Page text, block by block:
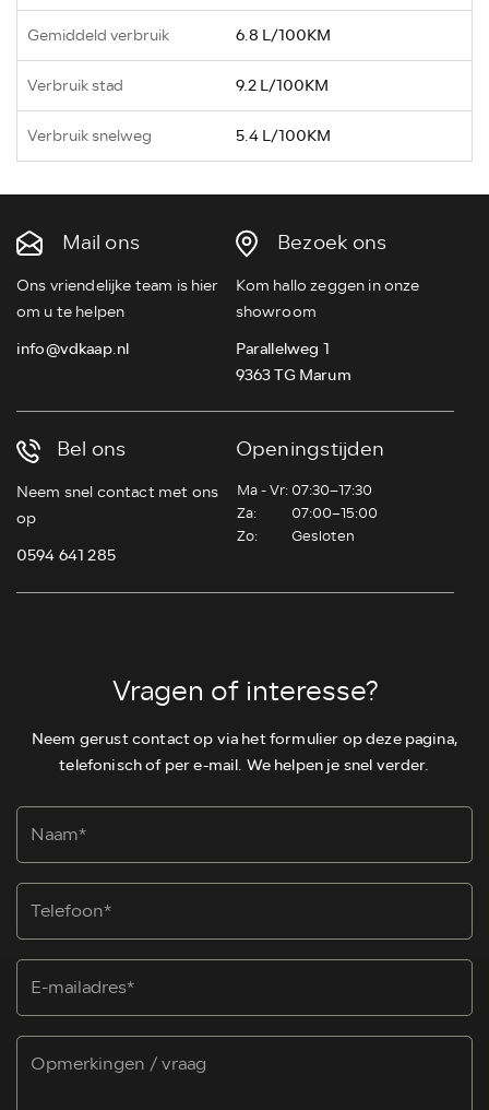
Gemiddeld verbruik 6.8 L/100KM
Verbruik stad 9.2 L/100KM
Verbruik snelweg 5.4 L/100KM
Mail ons
Ons vriendelijke team is hier
om u te helpen
info@vdkaap.nl
Bezoek ons
Kom hallo zeggen in onze
showroom
Parallelweg 1
9363 TG Marum
Bel ons
Neem snel contact met ons
op
0594 641 285
Openingstijden
Ma - Vr: 07:30–17:30
Za:
07:00–15:00
Zo:
Gesloten
Vragen of interesse?
Neem gerust contact op via het formulier op deze pagina,
telefonisch of per e-mail. We helpen je snel verder.